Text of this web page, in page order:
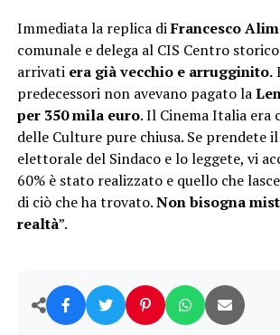
Immediata la replica diFrancesco
comunale e delega al CIS Centro
arrivati era già vecchio e arrugginito.
predecessori non avevano pagato la
per 350 mila euro. Il Cinema Italia era
delle Culture pure chiusa. Se prendete
elettorale del Sindaco e lo leggete, vi
60% è stato realizzato e quello che
di ciò che ha trovato.Non bisogna
realtà”.